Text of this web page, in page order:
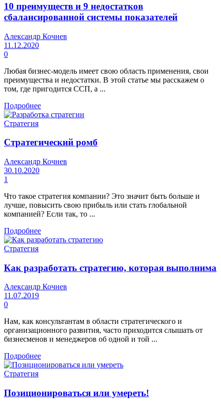
10 преимуществ и 9 недостатков
сбалансированной системы показателей
Александр Кочнев
11.12.2020
0
Любая бизнес-модель имеет свою область применения, свои
преимущества и недостатки. В этой статье мы расскажем о
том, где пригодится ССП, а ...
Подробнее
Стратегия
Стратегический ромб
Александр Кочнев
30.10.2020
1
Что такое стратегия компании? Это значит быть больше и
лучше, повысить свою прибыль или стать глобальной
компанией? Если так, то ...
Подробнее
Стратегия
Как разработать стратегию, которая выполнима
Александр Кочнев
11.07.2019
0
Нам, как консультантам в области стратегического и
организационного развития, часто приходится слышать от
бизнесменов и менеджеров об одной и той ...
Подробнее
Стратегия
Позиционироваться или умереть!